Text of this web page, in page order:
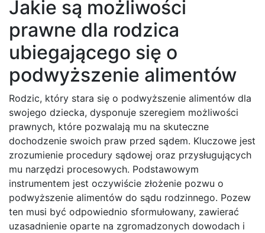
Jakie są możliwości
prawne dla rodzica
ubiegającego się o
podwyższenie alimentów
Rodzic, który stara się o podwyższenie alimentów dla
swojego dziecka, dysponuje szeregiem możliwości
prawnych, które pozwalają mu na skuteczne
dochodzenie swoich praw przed sądem. Kluczowe jest
zrozumienie procedury sądowej oraz przysługujących
mu narzędzi procesowych. Podstawowym
instrumentem jest oczywiście złożenie pozwu o
podwyższenie alimentów do sądu rodzinnego. Pozew
ten musi być odpowiednio sformułowany, zawierać
uzasadnienie oparte na zgromadzonych dowodach i